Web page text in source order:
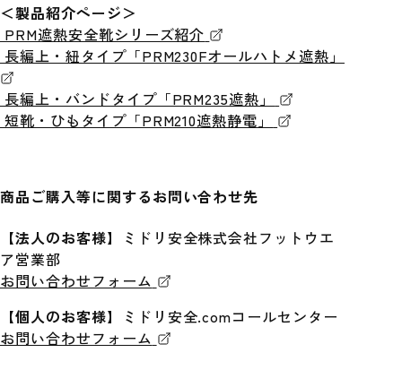
＜製品紹介ページ＞
PRM遮熱安全靴シリーズ紹介
長編上・紐タイプ「PRM230Fオールハトメ遮熱」
長編上・バンドタイプ「PRM235遮熱」
短靴・ひもタイプ「PRM210遮熱静電」
商品ご購入等に関するお問い合わせ先
【法人のお客様】
ミドリ安全株式会社フットウエ
ア営業部
お問い合わせフォーム
【個人のお客様】
ミドリ安全.comコールセンター
お問い合わせフォーム